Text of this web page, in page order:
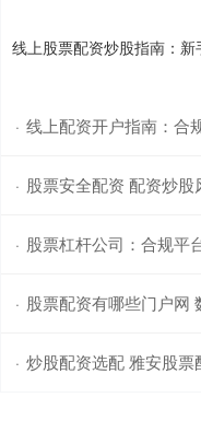
线上股票配资炒股指南：
· 线上配资开户指南：合
· 股票安全配资 配资炒
· 股票杠杆公司：合规平
· 股票配资有哪些门户网 数据复
· 炒股配资选配 雅安股